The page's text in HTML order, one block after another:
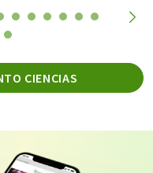
CIENCIAS